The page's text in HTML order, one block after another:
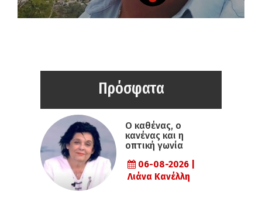
Πρόσφατα
Ο καθένας, ο
κανένας και η
οπτική γωνία
06-08-2026 |
Λιάνα Κανέλλη